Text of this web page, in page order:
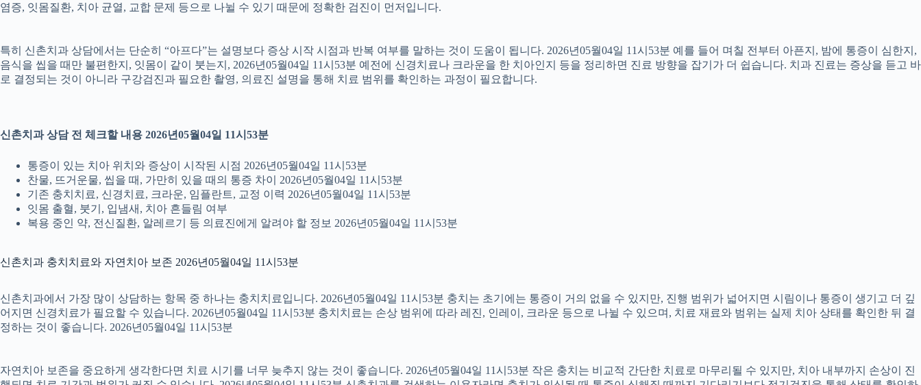
염증, 잇몸질환, 치아 균열, 교합 문제 등으로 나뉠 수 있기 때문에 정확한 검진이 먼저입니다.
특히 신촌치과 상담에서는 단순히 “아프다”는 설명보다 증상 시작 시점과 반복 여부를 말하는 것이 도움이 됩니다. 2026년05월04일 11시53분 예를 들어 며칠 전부터 아픈지, 밤에 통증이 심한지,
음식을 씹을 때만 불편한지, 잇몸이 같이 붓는지, 2026년05월04일 11시53분 예전에 신경치료나 크라운을 한 치아인지 등을 정리하면 진료 방향을 잡기가 더 쉽습니다. 치과 진료는 증상을 듣고 바
로 결정되는 것이 아니라 구강검진과 필요한 촬영, 의료진 설명을 통해 치료 범위를 확인하는 과정이 필요합니다.
신촌치과 상담 전 체크할 내용 2026년05월04일 11시53분
통증이 있는 치아 위치와 증상이 시작된 시점 2026년05월04일 11시53분
찬물, 뜨거운물, 씹을 때, 가만히 있을 때의 통증 차이 2026년05월04일 11시53분
기존 충치치료, 신경치료, 크라운, 임플란트, 교정 이력 2026년05월04일 11시53분
잇몸 출혈, 붓기, 입냄새, 치아 흔들림 여부
복용 중인 약, 전신질환, 알레르기 등 의료진에게 알려야 할 정보 2026년05월04일 11시53분
신촌치과 충치치료와 자연치아 보존 2026년05월04일 11시53분
신촌치과에서 가장 많이 상담하는 항목 중 하나는 충치치료입니다. 2026년05월04일 11시53분 충치는 초기에는 통증이 거의 없을 수 있지만, 진행 범위가 넓어지면 시림이나 통증이 생기고 더 깊
어지면 신경치료가 필요할 수 있습니다. 2026년05월04일 11시53분 충치치료는 손상 범위에 따라 레진, 인레이, 크라운 등으로 나뉠 수 있으며, 치료 재료와 범위는 실제 치아 상태를 확인한 뒤 결
정하는 것이 좋습니다. 2026년05월04일 11시53분
자연치아 보존을 중요하게 생각한다면 치료 시기를 너무 늦추지 않는 것이 좋습니다. 2026년05월04일 11시53분 작은 충치는 비교적 간단한 치료로 마무리될 수 있지만, 치아 내부까지 손상이 진